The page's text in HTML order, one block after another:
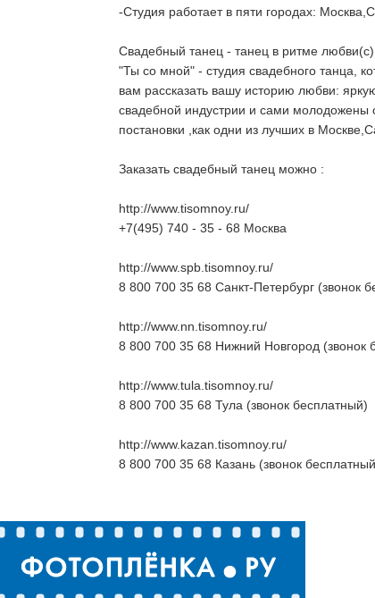
-Студия работает в пяти городах:
Свадебный танец - танец в ритме любви(с).
"Ты со мной" - студия свадебного танца,
вам рассказать вашу историю любви:
свадебной индустрии и сами молодожены
постановки ,как одни из лучших в
Заказать свадебный танец можно :
http://www.tisomnoy.ru/
+7(495) 740 - 35 - 68 Москва
http://www.spb.tisomnoy.ru/
8 800 700 35 68 Санкт-Петербург (звонок
http://www.nn.tisomnoy.ru/
8 800 700 35 68 Нижний Новгород (звонок
http://www.tula.tisomnoy.ru/
8 800 700 35 68 Тула (звонок бесплатный)
http://www.kazan.tisomnoy.ru/
8 800 700 35 68 Казань (звонок